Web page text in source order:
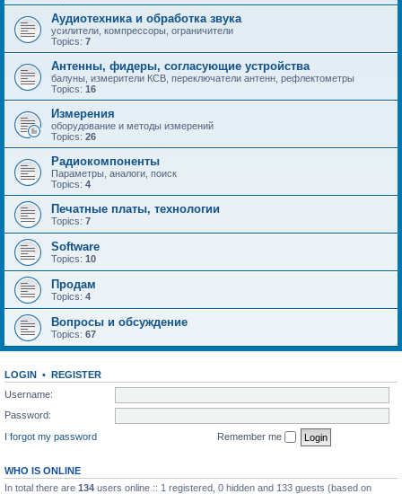
Аудиотехника и обработка звука
усилители, компрессоры, ограничители
Topics: 7
Антенны, фидеры, согласующие устройства
балуны, измерители КСВ, переключатели антенн, рефлектометры
Topics: 16
Измерения
оборудование и методы измерений
Topics: 26
Радиокомпоненты
Параметры, аналоги, поиск
Topics: 4
Печатные платы, технологии
Topics: 7
Software
Topics: 10
Продам
Topics: 4
Вопросы и обсуждение
Topics: 67
LOGIN • REGISTER
Username:
Password:
I forgot my password
Remember me
WHO IS ONLINE
In total there are 134 users online :: 1 registered, 0 hidden and 133 guests (based on